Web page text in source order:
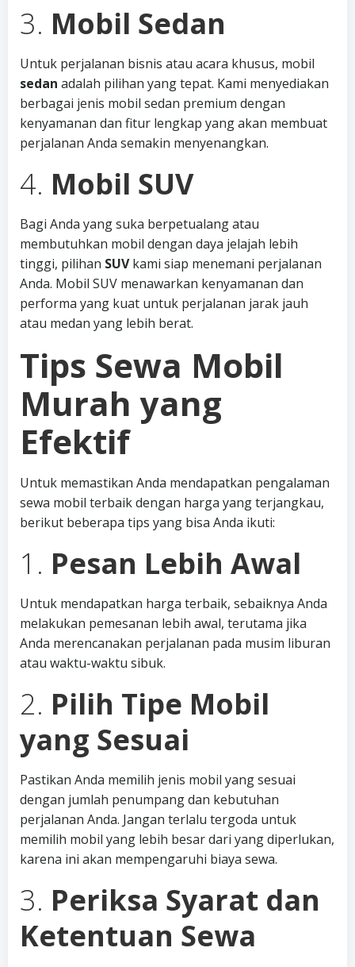
3. Mobil Sedan
Untuk perjalanan bisnis atau acara khusus, mobil
sedan adalah pilihan yang tepat. Kami menyediakan
berbagai jenis mobil sedan premium dengan
kenyamanan dan fitur lengkap yang akan membuat
perjalanan Anda semakin menyenangkan.
4. Mobil SUV
Bagi Anda yang suka berpetualang atau
membutuhkan mobil dengan daya jelajah lebih
tinggi, pilihan SUVkami siap menemani perjalanan
Anda. Mobil SUV menawarkan kenyamanan dan
performa yang kuat untuk perjalanan jarak jauh
atau medan yang lebih berat.
Tips Sewa Mobil
Murah yang
Efektif
Untuk memastikan Anda mendapatkan pengalaman
sewa mobil terbaik dengan harga yang terjangkau,
berikut beberapa tips yang bisa Anda ikuti:
1. Pesan Lebih Awal
Untuk mendapatkan harga terbaik, sebaiknya Anda
melakukan pemesanan lebih awal, terutama jika
Anda merencanakan perjalanan pada musim liburan
atau waktu-waktu sibuk.
2. Pilih Tipe Mobil
yang Sesuai
Pastikan Anda memilih jenis mobil yang sesuai
dengan jumlah penumpang dan kebutuhan
perjalanan Anda. Jangan terlalu tergoda untuk
memilih mobil yang lebih besar dari yang diperlukan,
karena ini akan mempengaruhi biaya sewa.
3. Periksa Syarat dan
Ketentuan Sewa